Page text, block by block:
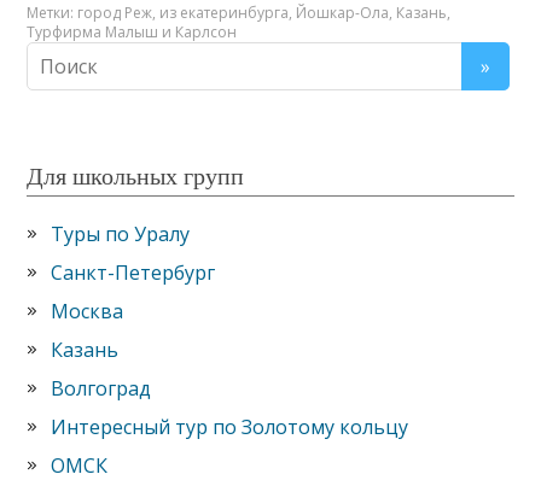
Метки: город Реж, из екатеринбурга, Йошкар-Ола, Казань,
Турфирма Малыш и Карлсон
Для школьных групп
Туры по Уралу
Санкт-Петербург
Москва
Казань
Волгоград
Интересный тур по Золотому кольцу
ОМСК